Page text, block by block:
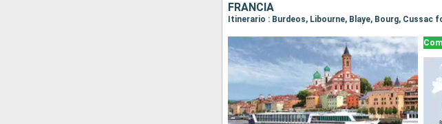
FRANCIA
Itinerario : Burdeos, Libourne, Blaye, Bourg, Cussac